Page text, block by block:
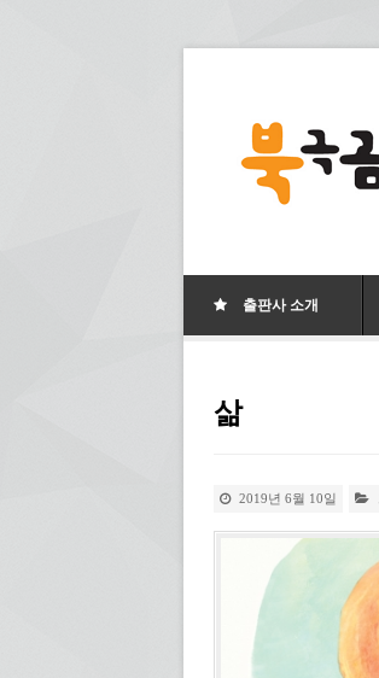
출판사 소개
삶
2019년 6월 10일